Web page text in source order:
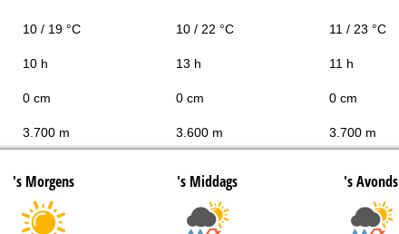
10 / 19 °C 10 / 22 °C 11 / 23 °C
10 h 13 h 11 h
0 cm 0 cm 0 cm
3.700 m 3.600 m 3.700 m
's Morgens 's Middags 's Avonds